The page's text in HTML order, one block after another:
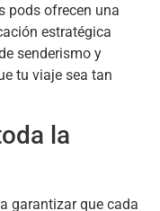
pods ofrecen una
estratégica
senderismo y
tu viaje sea tan
la
garantizar que cada